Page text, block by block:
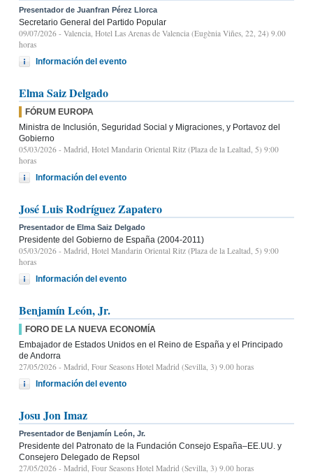
Presentador de Juanfran Pérez Llorca
Secretario General del Partido Popular
09/07/2026 - Valencia, Hotel Las Arenas de Valencia (Eugènia Viñes, 22, 24) 9.00
horas
Información del evento
Elma Saiz Delgado
FÓRUM EUROPA
Ministra de Inclusión, Seguridad Social y Migraciones, y Portavoz del
Gobierno
05/03/2026 - Madrid, Hotel Mandarin Oriental Ritz (Plaza de la Lealtad, 5) 9:00
horas
Información del evento
José Luis Rodríguez Zapatero
Presentador de Elma Saiz Delgado
Presidente del Gobierno de España (2004-2011)
05/03/2026 - Madrid, Hotel Mandarin Oriental Ritz (Plaza de la Lealtad, 5) 9:00
horas
Información del evento
Benjamín León, Jr.
FORO DE LA NUEVA ECONOMÍA
Embajador de Estados Unidos en el Reino de España y el Principado
de Andorra
27/05/2026 - Madrid, Four Seasons Hotel Madrid (Sevilla, 3) 9.00 horas
Información del evento
Josu Jon Imaz
Presentador de Benjamín León, Jr.
Presidente del Patronato de la Fundación Consejo España–EE.UU. y
Consejero Delegado de Repsol
27/05/2026 - Madrid, Four Seasons Hotel Madrid (Sevilla, 3) 9.00 horas